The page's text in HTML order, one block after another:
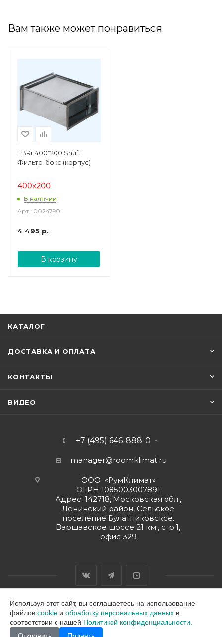
Вам также может понравиться
FBRr 400*200 Shuft
Фильтр-бокс (корпус)
400х200
В наличии
Арт.: 0024790
4 495 р.
В корзину
КАТАЛОГ
ДОСТАВКА И ОПЛАТА
КОНТАКТЫ
ВИДЕО
+7 (495) 646-888-0
manager@roomklimat.ru
ООО «РумКлимат»
ОГРН 1085003007891
Адрес: 142718, Московская обл.,
Ленинский район, Сельское
поселение Булатниковское,
Варшавское шоссе 21 км., стр.1,
офис 329
2026 © ООО "РумКлимат"
Используя этот сайт, вы соглашаетесь на использование
файлов cookie и обработку персональных данных в
соответствии с нашей Политикой конфиденциальности.